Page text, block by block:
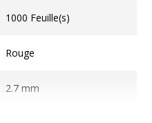
1000 Feuille(s)
Rouge
2.7 mm